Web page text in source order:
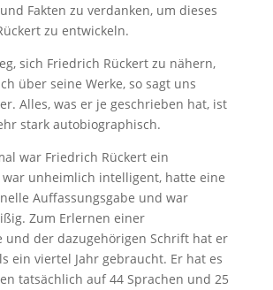
Fakten zu verdanken, um dieses
zu entwickeln.
sich Friedrich Rückert zu nähern,
über seine Werke, so sagt uns
Alles, was er je geschrieben hat, ist
stark autobiographisch.
war Friedrich Rückert ein
war unheimlich intelligent, hatte eine
Auffassungsgabe und war
Zum Erlernen einer
und der dazugehörigen Schrift hat er
ein viertel Jahr gebraucht. Er hat es
tatsächlich auf 44 Sprachen und 25